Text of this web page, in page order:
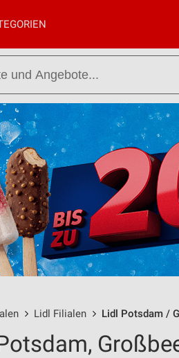
Lidl Filialen Lidl Potsdam /